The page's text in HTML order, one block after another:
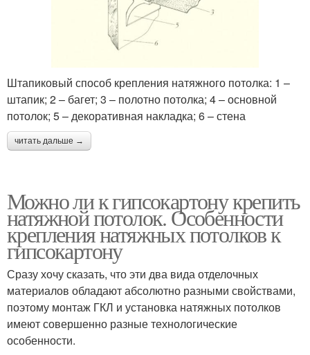
Штапиковый способ крепления натяжного потолка: 1 –
штапик; 2 – багет; 3 – полотно потолка; 4 – основной
потолок; 5 – декоративная накладка; 6 – стена
читать дальше →
Можно ли к гипсокартону крепить
натяжной потолок. Особенности
крепления натяжных потолков к
гипсокартону
Сразу хочу сказать, что эти два вида отделочных
материалов обладают абсолютно разными свойствами,
поэтому монтаж ГКЛ и установка натяжных потолков
имеют совершенно разные технологические
особенности.